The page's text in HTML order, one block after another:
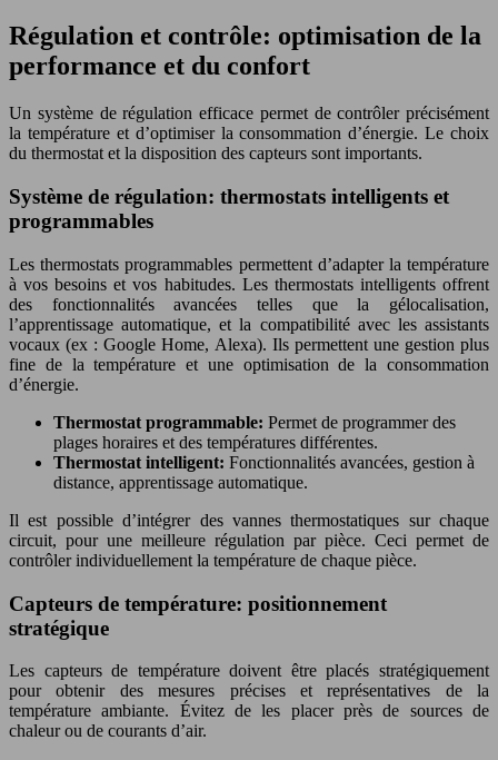
Régulation et contrôle: optimisation de la
performance et du confort
Un système de régulation efficace permet de contrôler précisément
la température et d’optimiser la consommation d’énergie. Le choix
du thermostat et la disposition des capteurs sont importants.
Système de régulation: thermostats intelligents et
programmables
Les thermostats programmables permettent d’adapter la température
à vos besoins et vos habitudes. Les thermostats intelligents offrent
des fonctionnalités avancées telles que la gélocalisation,
l’apprentissage automatique, et la compatibilité avec les assistants
vocaux (ex : Google Home, Alexa). Ils permettent une gestion plus
fine de la température et une optimisation de la consommation
d’énergie.
Thermostat programmable: Permet de programmer des
plages horaires et des températures différentes.
Thermostat intelligent: Fonctionnalités avancées, gestion à
distance, apprentissage automatique.
Il est possible d’intégrer des vannes thermostatiques sur chaque
circuit, pour une meilleure régulation par pièce. Ceci permet de
contrôler individuellement la température de chaque pièce.
Capteurs de température: positionnement
stratégique
Les capteurs de température doivent être placés stratégiquement
pour obtenir des mesures précises et représentatives de la
température ambiante. Évitez de les placer près de sources de
chaleur ou de courants d’air.